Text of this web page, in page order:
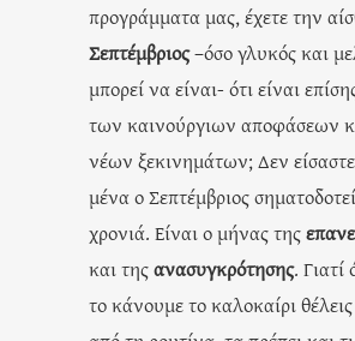
προγράμματα μας, έχετε την
Σεπτέμβριος–όσο γλυκός και
μπορεί να είναι- ότι είναι
των καινούργιων αποφάσεων
νέων ξεκινημάτων; Δεν
μένα ο Σεπτέμβριος
χρονιά. Είναι ο μήνας της
και τηςανασυγκρότησης. Γιατί
το κάνουμε το καλοκαίρι